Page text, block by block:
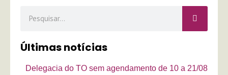
Últimas notícias
Delegacia do TO sem agendamento de 10 a 21/08